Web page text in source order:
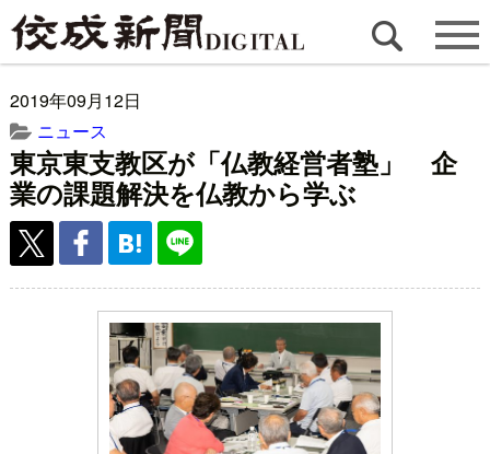
2019年09月12日
ニュース
東京東支教区が「仏教経営者塾」 企
業の課題解決を仏教から学ぶ